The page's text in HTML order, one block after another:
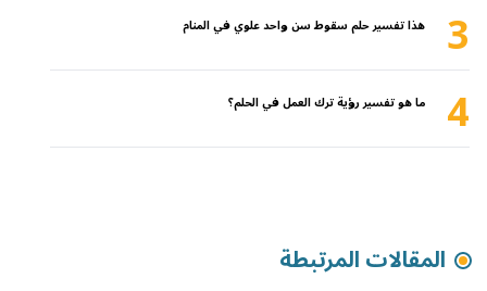
3 هذا تفسير حلم سقوط سن واحد علوي في المنام
4 ما هو تفسير رؤية ترك العمل في الحلم؟
المقالات المرتبطة